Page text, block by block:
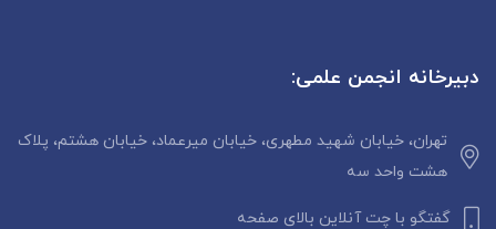
دبیرخانه انجمن علمی:
تهران، خیابان شهید مطهری، خیابان میرعماد، خیابان هشتم، پلاک
هشت واحد سه
گفتگو با چت آنلاین بالای صفحه